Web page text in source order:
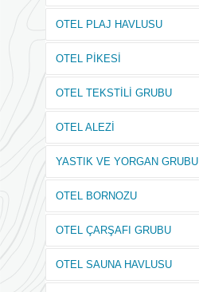
OTEL PLAJ HAVLUSU
OTEL PİKESİ
OTEL TEKSTİLİ GRUBU
OTEL ALEZİ
YASTIK VE YORGAN GRUBU
OTEL BORNOZU
OTEL ÇARŞAFI GRUBU
OTEL SAUNA HAVLUSU